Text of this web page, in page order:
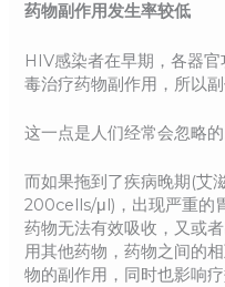
药物副作用发生率较低
HIV感染者在早期，各器
毒治疗药物副作用，所以
这一点是人们经常会忽略的
而如果拖到了疾病晚期(艾
200cells/μl)，出现严重的
药物无法有效吸收，又或
用其他药物，药物之间的
物的副作用，同时也影响疗